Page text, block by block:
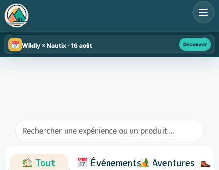
Wildly × Nautix · 16 août Découvrir
Tout Événements Aventures